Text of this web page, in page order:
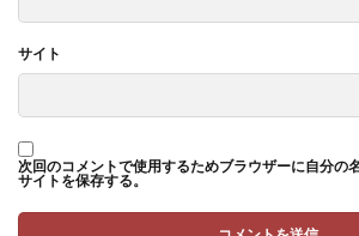
サイト
次回のコメントで使用するためブラウザーに自分の
サイトを保存する。